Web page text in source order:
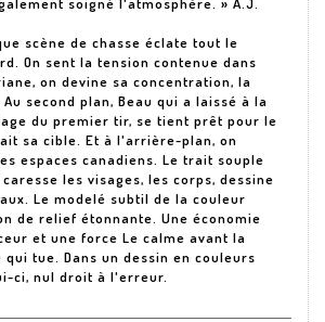
scène de chasse éclate tout le
On sent la tension contenue dans
on devine sa concentration, la
second plan, Beau qui a laissé à la
du premier tir, se tient prêt pour le
sa cible. Et à l'arrière-plan, on
espaces canadiens. Le trait souple
les visages, les corps, dessine
Le modelé subtil de la couleur
de relief étonnante. Une économie
et une force Le calme avant la
tue. Dans un dessin en couleurs
ci, nul droit à l'erreur.